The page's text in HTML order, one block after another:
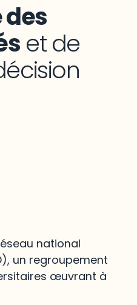
des
et de
national
un regroupement
œuvrant à